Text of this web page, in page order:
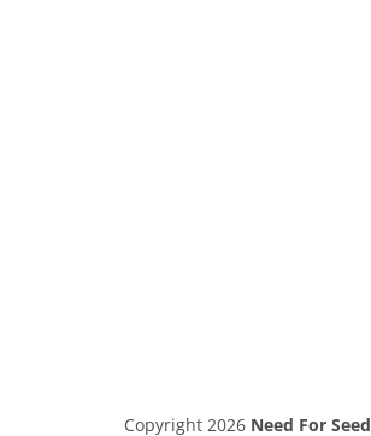
Copyright 2026 Need For Seed